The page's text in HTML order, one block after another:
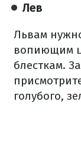
Лев
Львам
вопиющим
блесткам.
голубого,